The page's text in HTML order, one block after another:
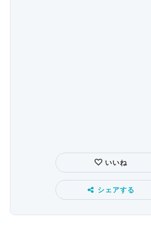
いいね
シェアする